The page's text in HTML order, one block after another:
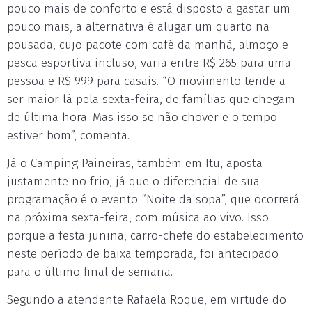
pouco mais de conforto e está disposto a gastar um
pouco mais, a alternativa é alugar um quarto na
pousada, cujo pacote com café da manhã, almoço e
pesca esportiva incluso, varia entre R$ 265 para uma
pessoa e R$ 999 para casais. “O movimento tende a
ser maior lá pela sexta-feira, de famílias que chegam
de última hora. Mas isso se não chover e o tempo
estiver bom”, comenta.
Já o Camping Paineiras, também em Itu, aposta
justamente no frio, já que o diferencial de sua
programação é o evento “Noite da sopa”, que ocorrerá
na próxima sexta-feira, com música ao vivo. Isso
porque a festa junina, carro-chefe do estabelecimento
neste período de baixa temporada, foi antecipado
para o último final de semana.
Segundo a atendente Rafaela Roque, em virtude do